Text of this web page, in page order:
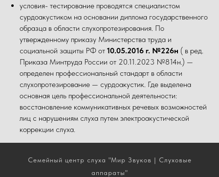
условия- тестирование проводятся специалистом
сурдоакустиком на основании диплома государственного
образца в области слухопротезирования. По
утвержденному приказу Министерства труда и
социальной защиты РФ от 10.05.2016 г. №226н ( в ред.
Приказа Минтруда России от 20.11.2023 №814н.) —
определен профессиональный стандарт в области
слухопротезирование — сурдоакустик. Где выделена
основная цель профессиональной деятельности:
восстановление коммуникативных речевых возможностей
лиц с нарушениям слуха путем электроакустической
коррекции слуха.
Семейный центр слуха "Мир Звуков | Слуховые
аппараты"